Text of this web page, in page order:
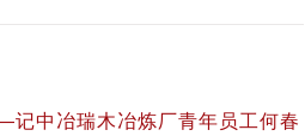
中冶瑞木冶炼厂青年员工何春